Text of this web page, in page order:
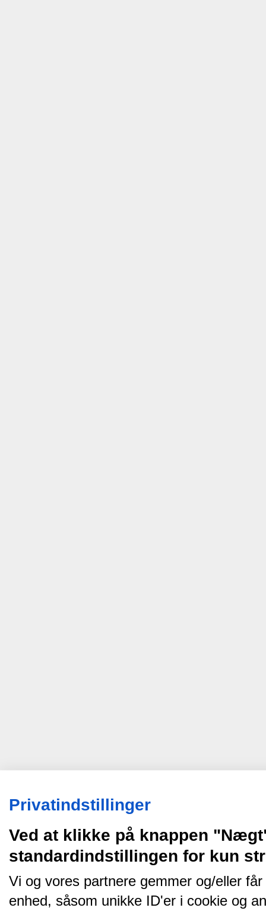
Privatindstillinger
Ved at klikke på knappen
standardindstillingen for kun
Vi og vores partnere gemmer og/eller
enhed, såsom unikke ID'er i cookie og